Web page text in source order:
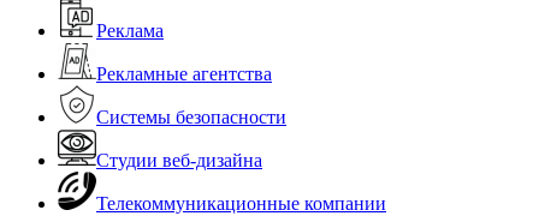
Реклама
Рекламные агентства
Системы безопасности
Студии веб-дизайна
Телекоммуникационные компании